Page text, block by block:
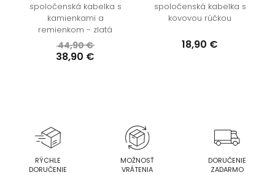
spoločenská kabelka s
kamienkami a
remienkom - zlatá
44,90 €
38,90 €
spoločenská kabelka s
kovovou rúčkou
18,90 €
RÝCHLE
DORUČENIE
MOŽNOSŤ
VRÁTENIA
DORUČENIE
ZADARMO